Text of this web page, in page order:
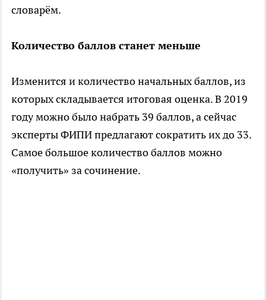
словарём.
Количество баллов станет меньше
Изменится и количество начальных баллов, из
которых складывается итоговая оценка. В 2019
году можно было набрать 39 баллов, а сейчас
эксперты ФИПИ предлагают сократить их до 33.
Самое большое количество баллов можно
«получить» за сочинение.